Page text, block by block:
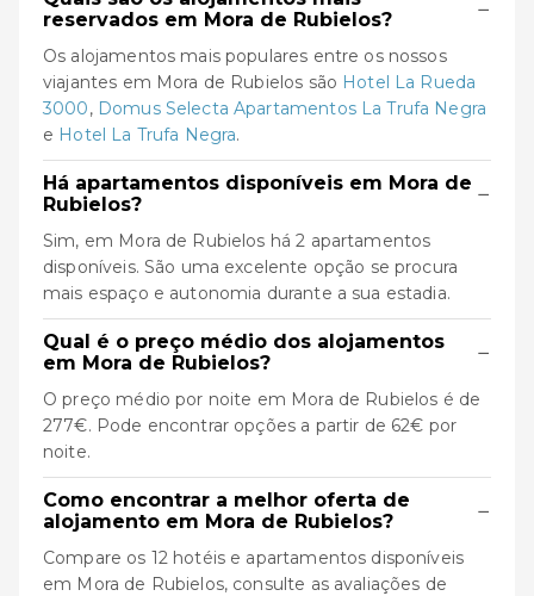
reservados em Mora de Rubielos?
−
Os alojamentos mais populares entre os nossos
viajantes em Mora de Rubielos são Hotel La Rueda
3000, Domus Selecta Apartamentos La Trufa Negra
e Hotel La Trufa Negra.
Há apartamentos disponíveis em Mora de
Rubielos?
−
Sim, em Mora de Rubielos há 2 apartamentos
disponíveis. São uma excelente opção se procura
mais espaço e autonomia durante a sua estadia.
Qual é o preço médio dos alojamentos
em Mora de Rubielos?
−
O preço médio por noite em Mora de Rubielos é de
277€. Pode encontrar opções a partir de 62€ por
noite.
Como encontrar a melhor oferta de
alojamento em Mora de Rubielos?
−
Compare os 12 hotéis e apartamentos disponíveis
em Mora de Rubielos, consulte as avaliações de